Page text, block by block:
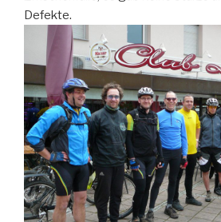
Defekte.